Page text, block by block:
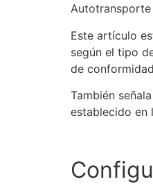
Autotransporte
Este artículo
según el tipo
de
También
establecido en